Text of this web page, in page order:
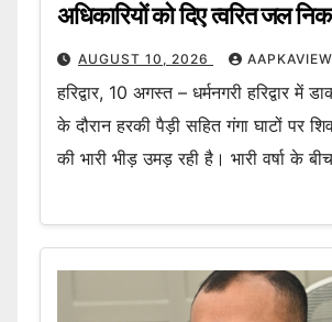
अधिकारियों को दिए त्वरित जल
AUGUST 10, 2026 AAPKAVIEW
हरिद्वार, 10 अगस्त – धर्मनगरी हरिद्वार में
के दौरान हरकी पैड़ी सहित गंगा घाटों पर
की भारी भीड़ उमड़ रही है। भारी वर्षा के